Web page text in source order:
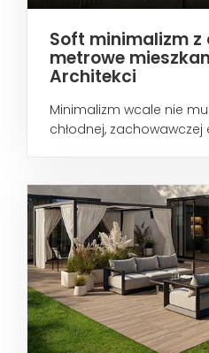
Soft minimalizm z
metrowe
Architekci
Minimalizm wcale nie
chłodnej, zachowawczej